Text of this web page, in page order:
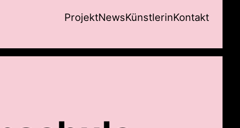
ProjektNewsKünstlerinKontakt